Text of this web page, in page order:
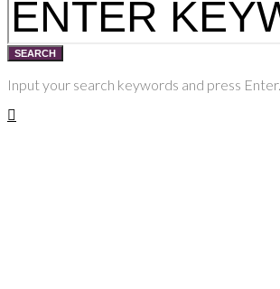
SEARCH
Input your search keywords and press Enter.